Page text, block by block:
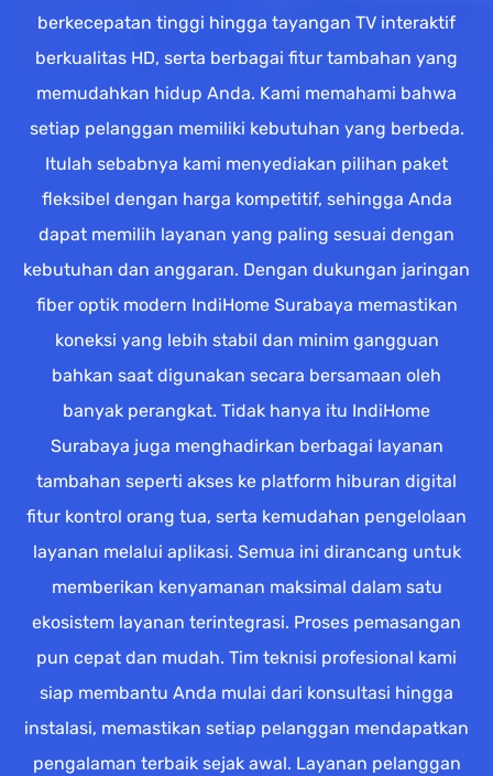
berkecepatan tinggi hingga tayangan TV interaktif
berkualitas HD, serta berbagai fitur tambahan yang
memudahkan hidup Anda. Kami memahami bahwa
setiap pelanggan memiliki kebutuhan yang berbeda.
Itulah sebabnya kami menyediakan pilihan paket
fleksibel dengan harga kompetitif, sehingga Anda
dapat memilih layanan yang paling sesuai dengan
kebutuhan dan anggaran. Dengan dukungan jaringan
fiber optik modern IndiHome Surabaya memastikan
koneksi yang lebih stabil dan minim gangguan
bahkan saat digunakan secara bersamaan oleh
banyak perangkat. Tidak hanya itu IndiHome
Surabaya juga menghadirkan berbagai layanan
tambahan seperti akses ke platform hiburan digital
fitur kontrol orang tua, serta kemudahan pengelolaan
layanan melalui aplikasi. Semua ini dirancang untuk
memberikan kenyamanan maksimal dalam satu
ekosistem layanan terintegrasi. Proses pemasangan
pun cepat dan mudah. Tim teknisi profesional kami
siap membantu Anda mulai dari konsultasi hingga
instalasi, memastikan setiap pelanggan mendapatkan
pengalaman terbaik sejak awal. Layanan pelanggan